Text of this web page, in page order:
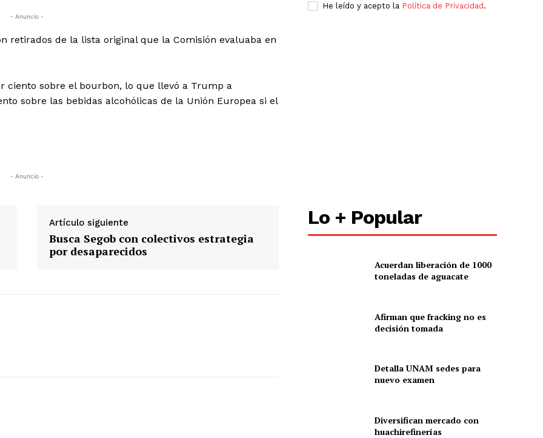
- Anuncio -
retirados de la lista original que la Comisión evaluaba en
ciento sobre el bourbon, lo que llevó a Trump a
sobre las bebidas alcohólicas de la Unión Europea si el
- Anuncio -
Artículo siguiente
Busca Segob con colectivos estrategia
por desaparecidos
He leído y acepto la Política de Privacidad.
Lo + Popular
Acuerdan liberación de 1000
toneladas de aguacate
Afirman que fracking no es
decisión tomada
Detalla UNAM sedes para
nuevo examen
Diversifican mercado con
huachirefinerías